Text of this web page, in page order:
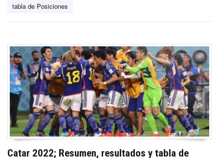
tabla de Posiciones
Catar 2022; Resumen, resultados y tabla de